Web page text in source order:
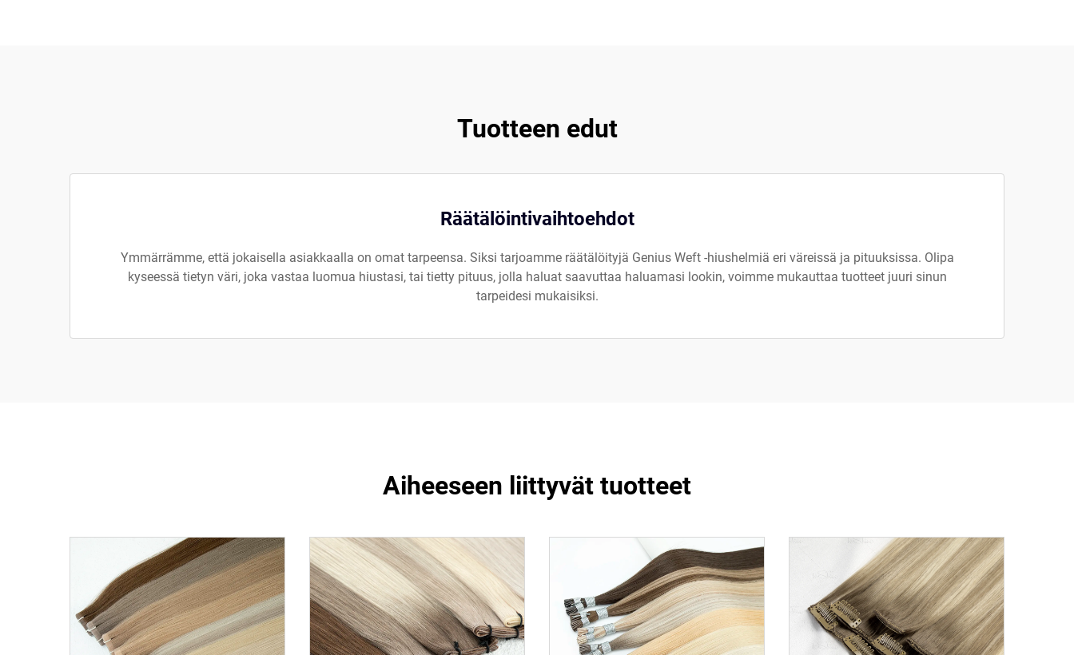
Tuotteen edut
Räätälöintivaihtoehdot
Ymmärrämme, että jokaisella asiakkaalla on omat tarpeensa. Siksi tarjoamme räätälöityjä Genius Weft -hiushelmiä eri väreissä ja pituuksissa. Olipa
kyseessä tietyn väri, joka vastaa luomua hiustasi, tai tietty pituus, jolla haluat saavuttaa haluamasi lookin, voimme mukauttaa tuotteet juuri sinun
tarpeidesi mukaisiksi.
Aiheeseen liittyvät tuotteet